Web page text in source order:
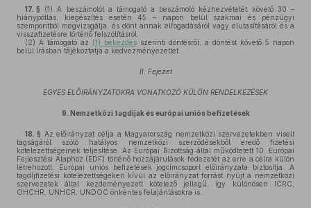
17. § (1) A beszámolót a támogató a beszámoló kézhezvételét követő 30 –
hiánypótlás, kiegészítés esetén 45 – napon belül szakmai és pénzügyi
szempontból megvizsgálja, és dönt annak elfogadásáról vagy elutasításáról és a
visszafizetésre történő felszólításról.
(2) A támogató az (1) bekezdésszerinti döntésről, a döntést követő 5 napon
belül írásban tájékoztatja a kedvezményezettet.
II. Fejezet
EGYES ELŐIRÁNYZATOKRA VONATKOZÓ KÜLÖN RENDELKEZÉSEK
9. Nemzetközi tagdíjak és európai uniós befizetések
18. § Az előirányzat célja a Magyarország nemzetközi szervezetekben viselt
tagságáról szóló hatályos nemzetközi szerződésekből eredő fizetési
kötelezettségeinek teljesítése. Az Európai Bizottság által működtetett 10. Európai
Fejlesztési Alaphoz (EDF) történő hozzájárulások fedezetét az erre a célra külön
létrehozott, Európai uniós befizetések jogcímcsoport előirányzata biztosítja. A
tagdíjfizetési kötelezettségeken kívül az előirányzat forrást nyújt a nemzetközi
szervezetek által kezdeményezett kötelező jellegű, így különösen ICRC,
OHCHR, UNHCR, UNDOC önkéntes felajánlásokra is.